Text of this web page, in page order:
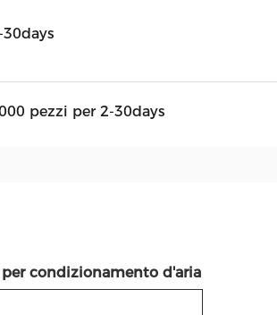
30days
pezzi per 2-30days
condizionamento d'aria